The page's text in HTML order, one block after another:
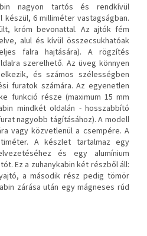
nagyon tartós és rendkívül
6 milliméter vastagságban.
króm bevonattal. Az ajtók fém
alul és kívül összecsukhatóak
falra hajtására). A rögzítés
szerelhető. Az üveg könnyen
és számos szélességben
furatok számára. Az egyenetlen
funkció része (maximum 15 mm
mindkét oldalán - hosszabbító
nagyobb tágításához). A modell
vagy közvetlenül a csempére. A
A készlet tartalmaz egy
és egy alumínium
Ez a zuhanykabin két részből áll:
a második rész pedig tömör
zárása után egy mágneses rúd